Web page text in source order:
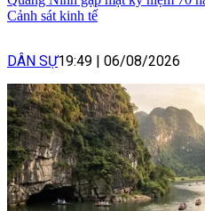
Cảnh sát kinh tế
DÂN SỰ19:49 06/08/2026